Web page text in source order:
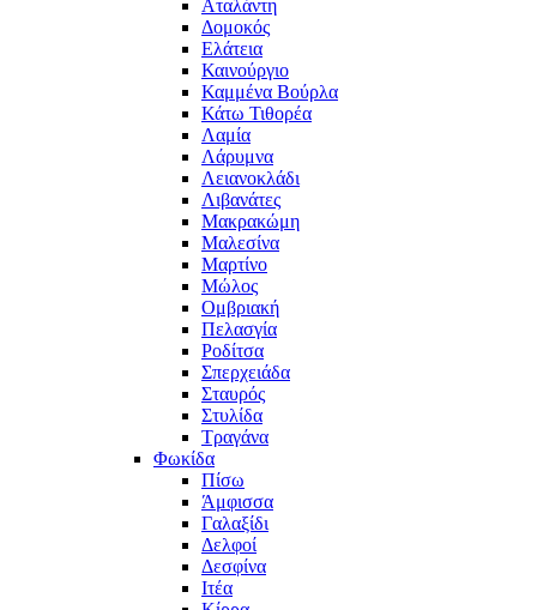
Αταλάντη
Δομοκός
Ελάτεια
Καινούργιο
Καμμένα Βούρλα
Κάτω Τιθορέα
Λαμία
Λάρυμνα
Λειανοκλάδι
Λιβανάτες
Μακρακώμη
Μαλεσίνα
Μαρτίνο
Μώλος
Ομβριακή
Πελασγία
Ροδίτσα
Σπερχειάδα
Σταυρός
Στυλίδα
Τραγάνα
Φωκίδα
Πίσω
Άμφισσα
Γαλαξίδι
Δελφοί
Δεσφίνα
Ιτέα